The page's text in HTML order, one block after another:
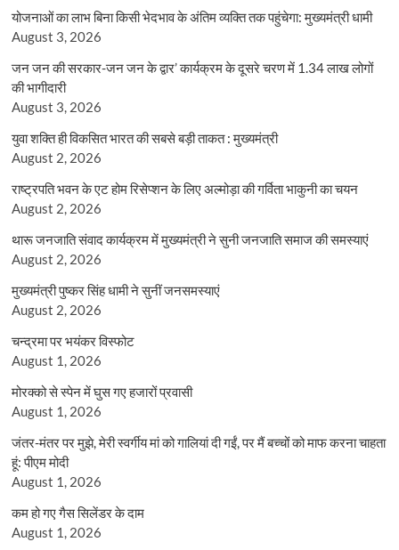
योजनाओं का लाभ बिना किसी भेदभाव के अंतिम व्यक्ति तक पहुंचेगा: मुख्यमंत्री धामी
August 3, 2026
जन जन की सरकार-जन जन के द्वार’ कार्यक्रम के दूसरे चरण में 1.34 लाख लोगों
की भागीदारी
August 3, 2026
युवा शक्ति ही विकसित भारत की सबसे बड़ी ताकत : मुख्यमंत्री
August 2, 2026
राष्ट्रपति भवन के एट होम रिसेप्शन के लिए अल्मोड़ा की गर्विता भाकुनी का चयन
August 2, 2026
थारू जनजाति संवाद कार्यक्रम में मुख्यमंत्री ने सुनी जनजाति समाज की समस्याएं
August 2, 2026
मुख्यमंत्री पुष्कर सिंह धामी ने सुनीं जनसमस्याएं
August 2, 2026
चन्द्रमा पर भयंकर विस्फोट
August 1, 2026
मोरक्को से स्पेन में घुस गए हजारों प्रवासी
August 1, 2026
जंतर-मंतर पर मुझे, मेरी स्वर्गीय मां को गालियां दी गईं, पर मैं बच्चों को माफ करना चाहता
हूं: पीएम मोदी
August 1, 2026
कम हो गए गैस सिलेंडर के दाम
August 1, 2026